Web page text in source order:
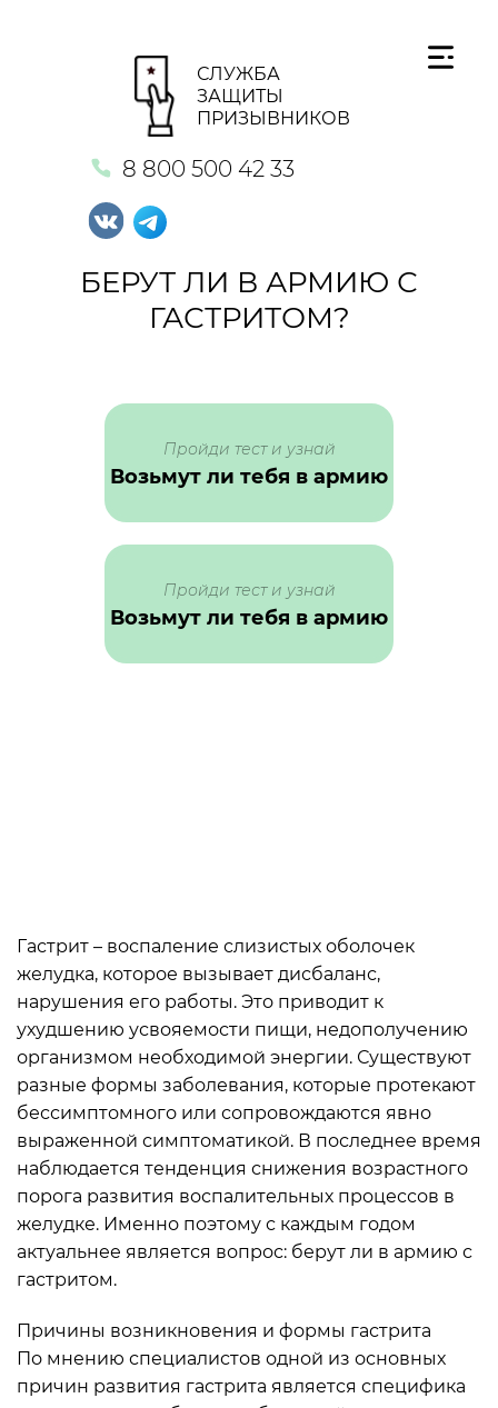
СЛУЖБА
ЗАЩИТЫ
ПРИЗЫВНИКОВ
8 800 500 42 33
БЕРУТ ЛИ В АРМИЮ С
ГАСТРИТОМ?
Пройди тест и узнай
Возьмут ли тебя в армию
Пройди тест и узнай
Возьмут ли тебя в армию
Гастрит – воспаление слизистых оболочек
желудка, которое вызывает дисбаланс,
нарушения его работы. Это приводит к
ухудшению усвояемости пищи, недополучению
организмом необходимой энергии. Существуют
разные формы заболевания, которые протекают
бессимптомного или сопровождаются явно
выраженной симптоматикой. В последнее время
наблюдается тенденция снижения возрастного
порога развития воспалительных процессов в
желудке. Именно поэтому с каждым годом
актуальнее является вопрос: берут ли в армию с
гастритом.
Причины возникновения и формы гастрита
По мнению специалистов одной из основных
причин развития гастрита является специфика